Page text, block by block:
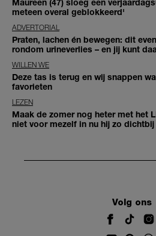
Maureen (47) sloeg een
meteen overal geblokkeerd'
ADVERTORIAL
Praten, lachen én bewegen: dit
rondom urineverlies – en jij kunt
WILLEN WE
Deze tas is terug en wij snappen
favorieten
LEZEN
Maak de zomer nog heter met het
niet voor mezelf in nu hij zo
Volg ons